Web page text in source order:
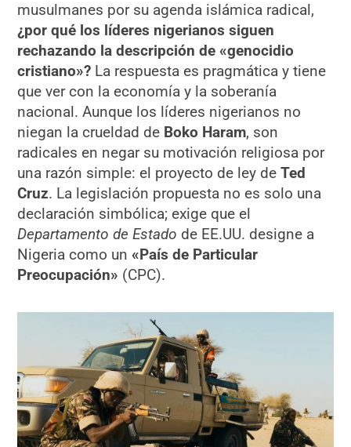
musulmanes por su agenda islámica radical,
¿por qué los líderes nigerianos siguen
rechazando la descripción de «genocidio
cristiano»? La respuesta es pragmática y tiene
que ver con la economía y la soberanía
nacional. Aunque los líderes nigerianos no
niegan la crueldad de Boko Haram, son
radicales en negar su motivación religiosa por
una razón simple: el proyecto de ley deTed
Cruz. La legislación propuesta no es solo una
declaración simbólica; exige que el
Departamento de Estado de EE.UU. designe a
Nigeria como un «País de Particular
Preocupación» (CPC).